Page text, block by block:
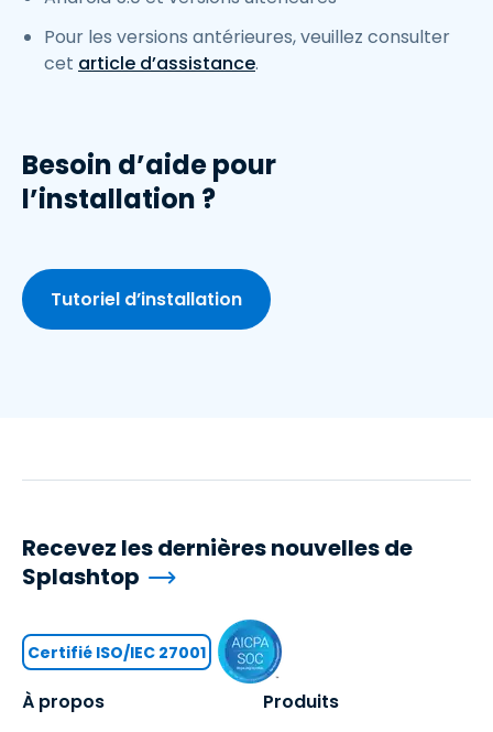
Pour les versions antérieures, veuillez consulter
cet article d’assistance.
Besoin d’aide pour
l’installation ?
Tutoriel d’installation
À propos Produits
Recevez les dernières nouvelles de
Splashtop
Certifié ISO/IEC 27001